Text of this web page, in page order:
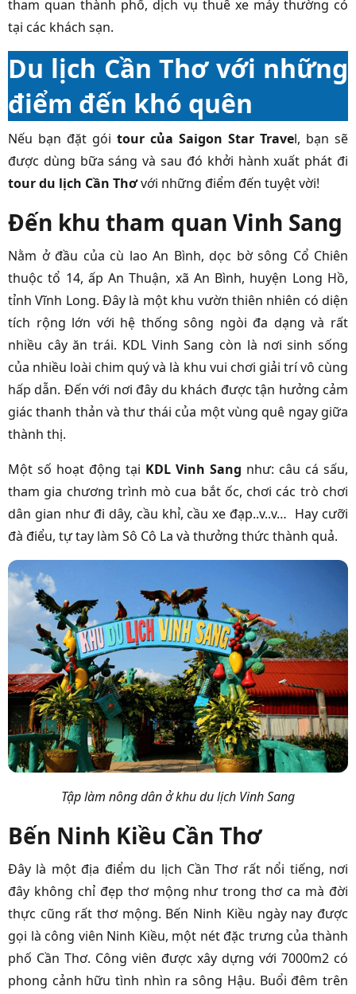
tham quan thành phố, dịch vụ thuê xe máy thường có
tại các khách sạn.
Du lịch Cần Thơ với những
điểm đến khó quên
Nếu bạn đặt gói tour của Saigon Star Travel, bạn sẽ
được dùng bữa sáng và sau đó khởi hành xuất phát đi
tour du lịch Cần Thơvới những điểm đến tuyệt vời!
Đến khu tham quan Vinh Sang
Nằm ở đầu của cù lao An Bình, dọc bờ sông Cổ Chiên
thuộc tổ 14, ấp An Thuận, xã An Bình, huyện Long Hồ,
tỉnh Vĩnh Long. Đây là một khu vườn thiên nhiên có diện
tích rộng lớn với hệ thống sông ngòi đa dạng và rất
nhiều cây ăn trái. KDL Vinh Sang còn là nơi sinh sống
của nhiều loài chim quý và là khu vui chơi giải trí vô cùng
hấp dẫn. Đến với nơi đây du khách được tận hưởng cảm
giác thanh thản và thư thái của một vùng quê ngay giữa
thành thị.
Một số hoạt động tại KDL Vinh Sang như: câu cá sấu,
tham gia chương trình mò cua bắt ốc, chơi các trò chơi
dân gian như đi dây, cầu khỉ, cầu xe đạp..v..v… Hay cưỡi
đà điểu, tự tay làm Sô Cô La và thưởng thức thành quả.
Tập làm nông dân ở khu du lịch Vinh Sang
Bến Ninh Kiều Cần Thơ
Đây là một địa điểm du lịch Cần Thơ rất nổi tiếng, nơi
đây không chỉ đẹp thơ mộng như trong thơ ca mà đời
thực cũng rất thơ mộng. Bến Ninh Kiều ngày nay được
gọi là công viên Ninh Kiều, một nét đặc trưng của thành
phố Cần Thơ. Công viên được xây dựng với 7000m2 có
phong cảnh hữu tình nhìn ra sông Hậu. Buổi đêm trên